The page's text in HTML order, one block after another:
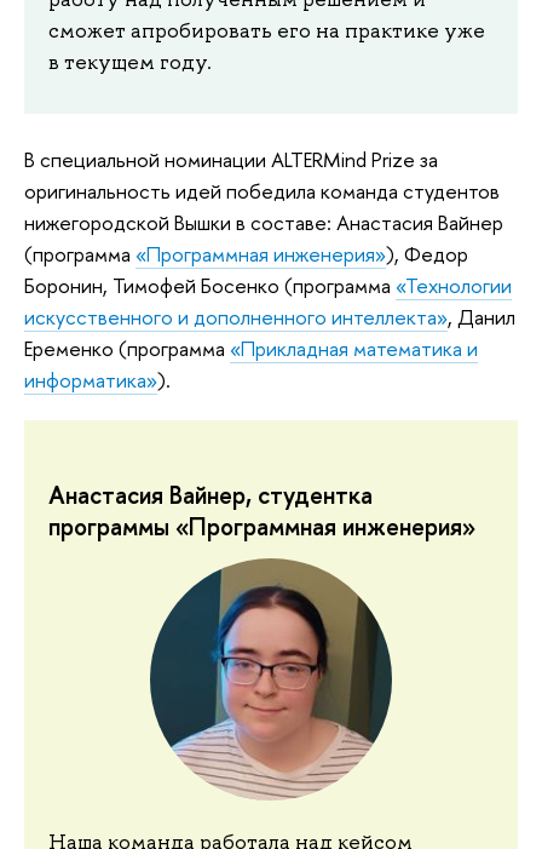
сможет апробировать его на практике уже
в текущем году.
В специальной номинации ALTERMind Prize за
оригинальность идей победила команда студентов
нижегородской Вышки в составе: Анастасия Вайнер
(программа «Программная инженерия»), Федор
Боронин, Тимофей Босенко (программа «Технологии
искусственного и дополненного интеллекта», Данил
Еременко (программа «Прикладная математика и
информатика»).
Анастасия Вайнер, студентка
программы «Программная инженерия»
Наша команда работала над кейсом